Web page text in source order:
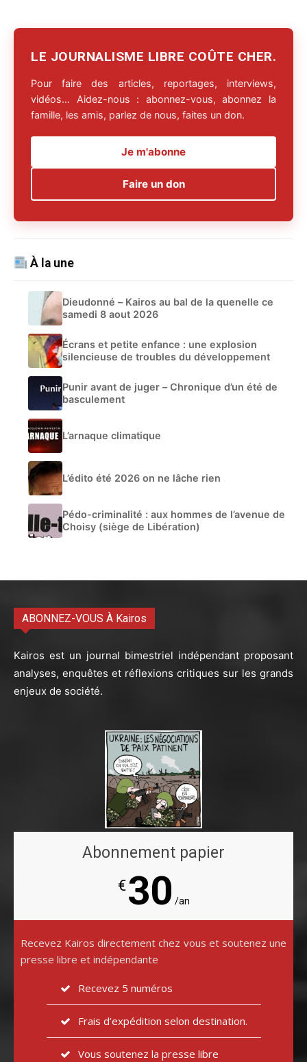
LE JOURNALISME LIBRE COÛTE CHER.
Pour faire des articles, reportages, interviews,
vidéos… Aidez-nous : abonnez-vous, abonnez la
famille, les amis, parlez de nous, faites un don.
Je m'abonne
Faire un don
À la une
Dieudonné – Kairos au bal de la quenelle ce
samedi 8 aout 2026
Écrans et petite enfance : une explosion
silencieuse de troubles du développement
Punir avant de juger – Chronique d’un été de
basculement
L’arnaque climatique
L’édito été 2026 on ne lâche rien
Pédo-criminalité : aux hommes de l’avenue de
Choisy (siège de Libération)
ABONNEZ-VOUS À Kairos
Kairos est un journal bimestriel indépendant proposant
analyses, enquêtes et réflexions critiques sur les grands
enjeux de société.
Abonnement papier
€30 /an
Recevez Kairos directement chez vous et soutenez une
presse libre et indépendante
Recevez 5 numéros
Frais d’expédition selon destination.
Vous soutenez la presse libre